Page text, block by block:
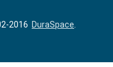
2016 DuraSpace